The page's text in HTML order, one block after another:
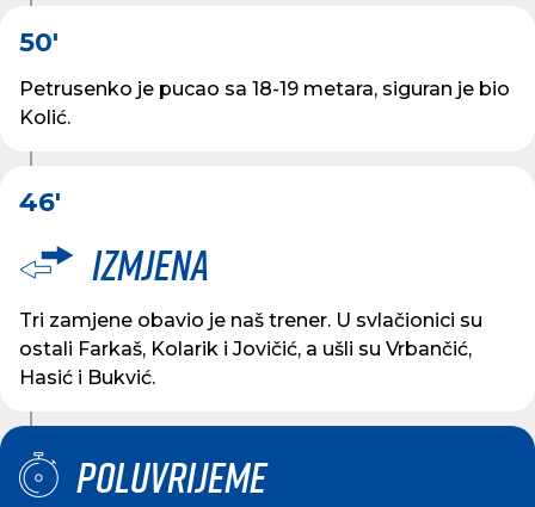
50'
Petrusenko je pucao sa 18-19 metara, siguran je bio
Kolić.
46'
Izmjena
Tri zamjene obavio je naš trener. U svlačionici su
ostali Farkaš, Kolarik i Jovičić, a ušli su Vrbančić,
Hasić i Bukvić.
Poluvrijeme